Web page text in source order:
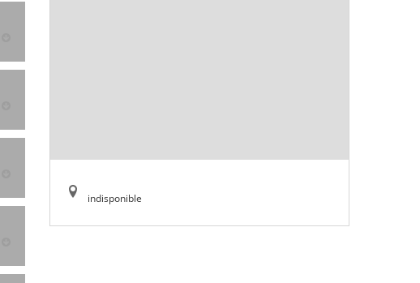
indisponible